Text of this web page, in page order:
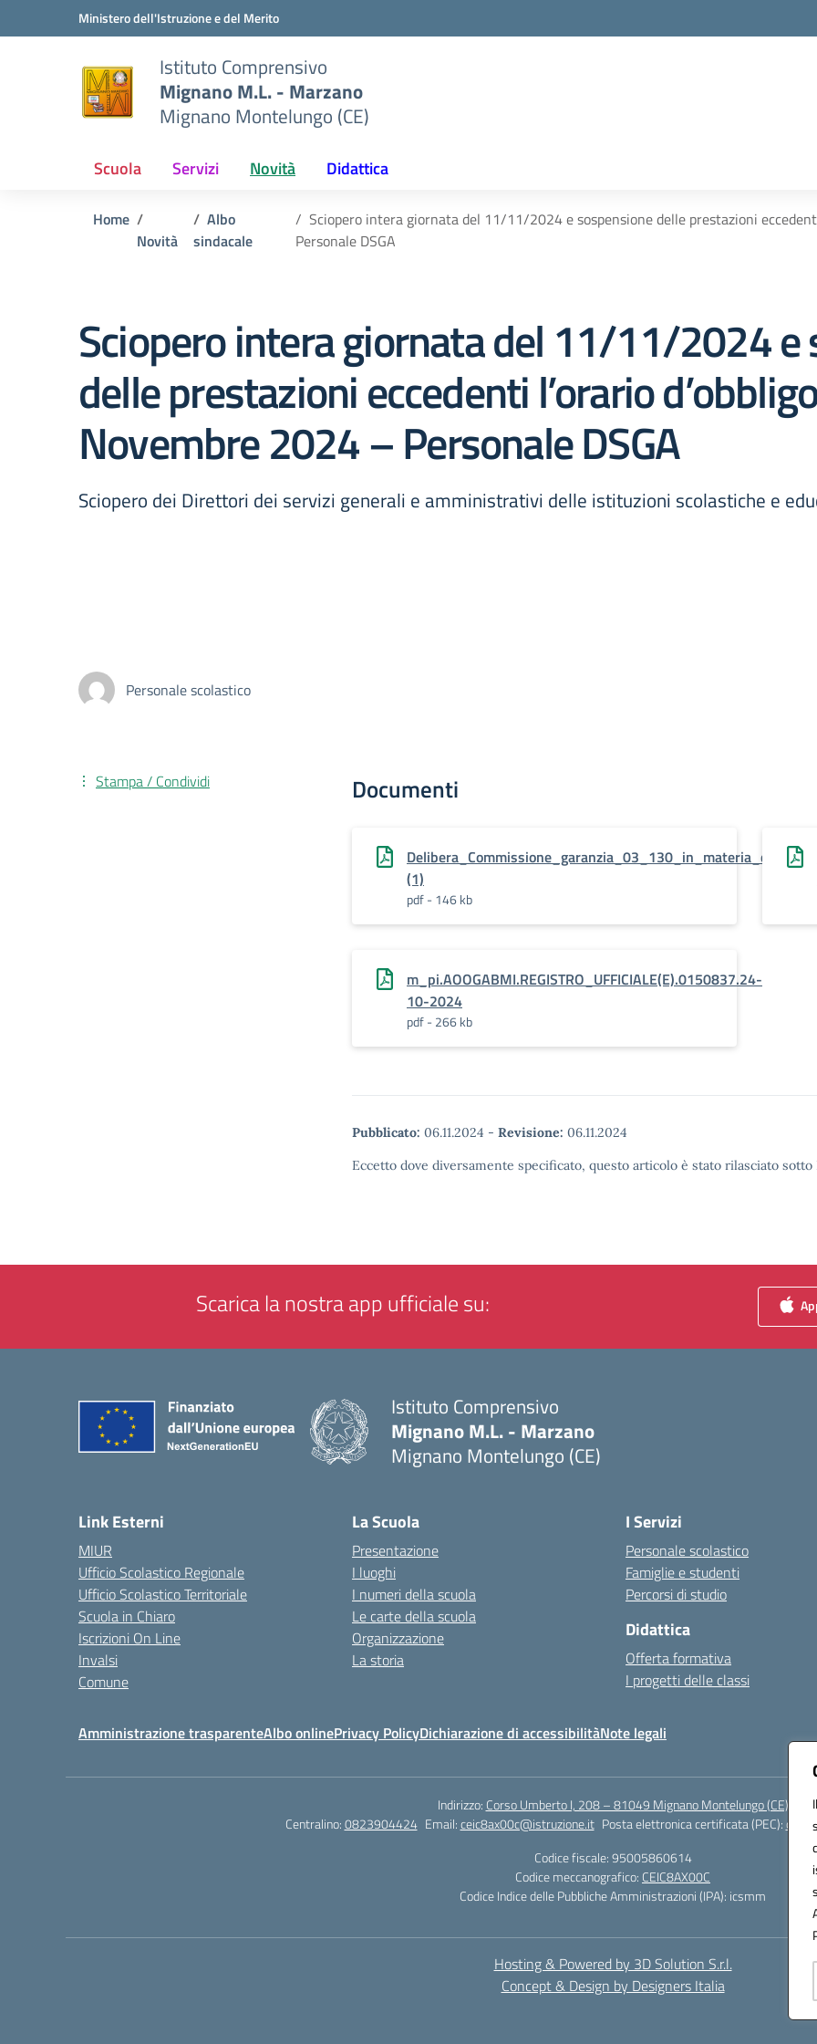
Vai ai contenuti
Vai al menu di navigazioneMinistero dell'Istruzione e del Merito
Istituto Comprensivo
Mignano M.L. - Marzano
Mignano Montelungo (CE)
Scuola Servizi Novità Didattica
Home
Novità
Albo
sindacale
Sciopero intera giornata del 11/11/2024 e sospensione delle prestazioni
Personale DSGA
Sciopero intera giornata del 11/11/2024 e
delle prestazioni eccedenti l’orario
Novembre 2024 – Personale DSGA
Sciopero dei Direttori dei servizi generali e amministrativi delle istituzioni scolastiche e
Personale scolastico
Documenti
(1)
pdf - 146 kb
m_pi.AOOGABMI.REGISTRO_UFFICIALE(E).0150837.24-
10-2024
pdf - 266 kb
Pubblicato: 06.11.2024 - Revisione: 06.11.2024
Eccetto dove diversamente specificato, questo articolo è stato rilasciato
Stampa / Condividi
Scarica la nostra app ufficiale su:
Istituto Comprensivo
Mignano M.L. - Marzano
Mignano Montelungo (CE)
Link Esterni
MIUR
Ufficio Scolastico Regionale
Ufficio Scolastico Territoriale
Scuola in Chiaro
Iscrizioni On Line
Invalsi
Comune
La Scuola
Presentazione
I luoghi
I numeri della scuola
Le carte della scuola
Organizzazione
La storia
I Servizi
Personale scolastico
Famiglie e studenti
Percorsi di studio
Didattica
Offerta formativa
I progetti delle classi
Amministrazione trasparenteAlbo onlinePrivacy PolicyDichiarazione di accessibilitàNote legali
Indirizzo: Corso Umberto I, 208 – 81049 Mignano Montelungo (CE)
Centralino:0823904424 Email:ceic8ax00c@istruzione.it Posta elettronica certificata (PEC):
Codice fiscale: 95005860614
Codice meccanografico: CEIC8AX00C
Codice Indice delle Pubbliche Amministrazioni (IPA): icsmm
Hosting & Powered by 3D Solution S.r.l.
Concept & Design by Designers Italia